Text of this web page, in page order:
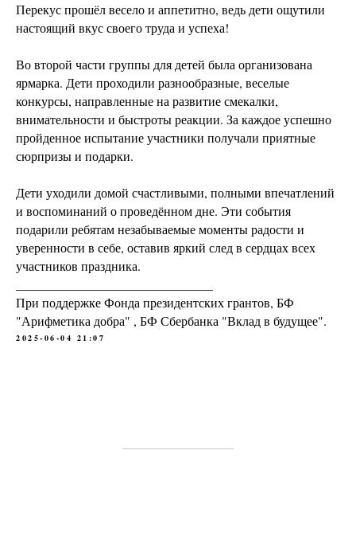
Перекус прошёл весело и аппетитно, ведь дети ощутили
настоящий вкус своего труда и успеха!
Во второй части группы для детей была организована
ярмарка. Дети проходили разнообразные, веселые
конкурсы, направленные на развитие смекалки,
внимательности и быстроты реакции. За каждое успешно
пройденное испытание участники получали приятные
сюрпризы и подарки.
Дети уходили домой счастливыми, полными впечатлений
и воспоминаний о проведённом дне. Эти события
подарили ребятам незабываемые моменты радости и
уверенности в себе, оставив яркий след в сердцах всех
участников праздника.
При поддержке Фонда президентских грантов, БФ
"Арифметика добра" , БФ Сбербанка "Вклад в будущее".
2025-06-04 21:07